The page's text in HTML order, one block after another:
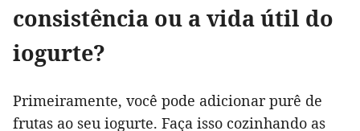
consistência ou a vida útil do
iogurte?
Primeiramente, você pode adicionar purê de
frutas ao seu iogurte. Faça isso cozinhando as